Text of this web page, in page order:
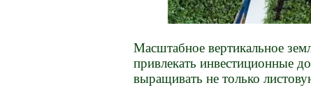
Масштабное вертикальное
привлекать инвестиционные
выращивать не только